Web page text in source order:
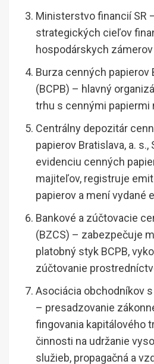
Ministerstvo financií SR
strategických cieľov
hospodárskych
Burza cenných papierov
(BCPB) – hlavný
trhu s cennými papiermi
Centrálny depozitár
papierov Bratislava, a. s.,
evidenciu cenných
majiteľov, registruje
papierov a mení vydané
Bankové a zúčtovacie
(BZCS) – zabezpečuje
platobný styk BCPB,
zúčtovanie
Asociácia obchodníkov
– presadzovanie
fingovania kapitálového
činnosti na udržanie
služieb, propagačná a